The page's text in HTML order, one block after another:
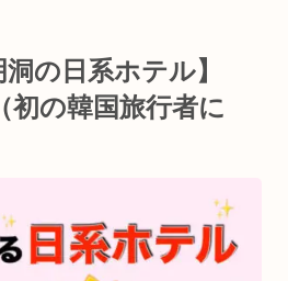
の日系ホテル】
初の韓国旅行者に